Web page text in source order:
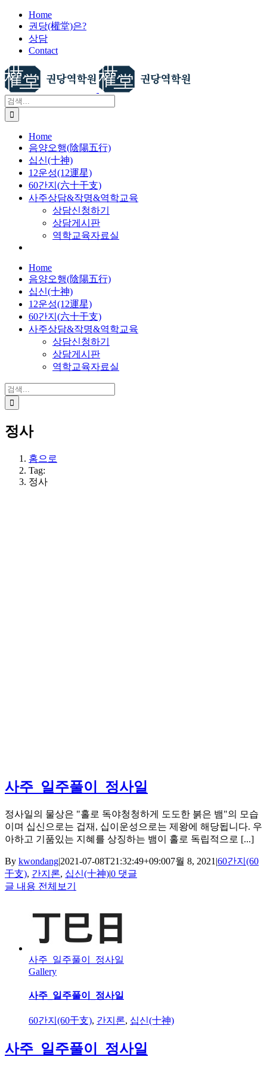
건
너
뛰
기
Home
권당(權堂)은?
상담
Contact
검
색:
Home
음양오행(陰陽五行)
십신(十神)
12운성(12運星)
60간지(六十干支)
사주상담&작명&역학교육
상담신청하기
상담게시판
역학교육자료실
Home
음양오행(陰陽五行)
십신(十神)
12운성(12運星)
60간지(六十干支)
사주상담&작명&역학교육
상담신청하기
상담게시판
역학교육자료실
검
색:
정사
홈으로
Tag:
정사
사주_일주풀이_정사일
정사일의 물상은 "홀로 독야청청하게 도도한 붉은 뱀"의 모습
이며 십신으로는 겁재, 십이운성으로는 제왕에 해당됩니다. 우
아하고 기품있는 지혜를 상징하는 뱀이 홀로 독립적으로 [...]
By kwondang|2021-07-08T21:32:49+09:007월 8, 2021 |60간지(60
干支), 간지론, 십신(十神)|0 댓글
글 내용 전체보기
사주_일주풀이_정사일
Gallery
사주_일주풀이_정사일
60간지(60干支), 간지론, 십신(十神)
사주_일주풀이_정사일